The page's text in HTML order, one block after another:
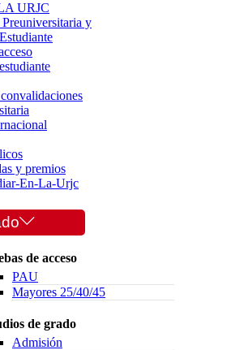
URJC
y
y premios
En-La-Urjc
de acceso
PAU
Mayores 25/40/45
de grado
Admisión